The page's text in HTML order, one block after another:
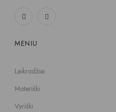
MENIU
Laikrodžiai
Moteriški
Vyriški